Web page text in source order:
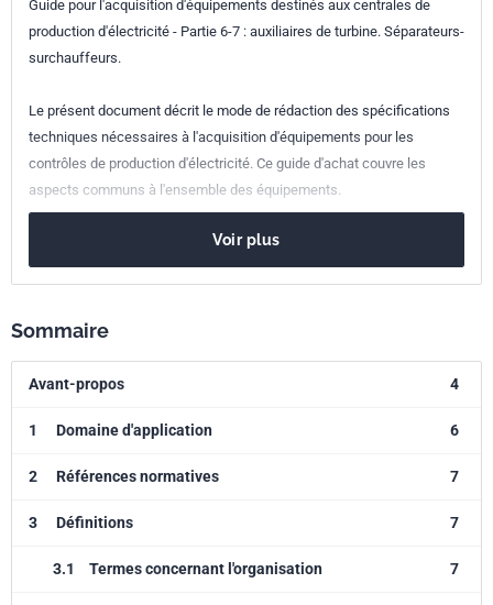
Indice de
classement
Parenté
européenne
Guide pour l'acquisition d'équipements destinés aux centrales de
production d'électricité - Partie 6-7 : auxiliaires de turbine. Séparateurs-
surchauffeurs.
Le présent document décrit le mode de rédaction des spécifications
techniques nécessaires à l'acquisition d'équipements pour les
contrôles de production d'électricité. Ce guide d'achat couvre les
aspects communs à l'ensemble des équipements.
Voir plus
Sommaire
Avant-propos 4
1 Domaine d'application 6
2 Références normatives 7
3 Définitions 7
3.1 Termes concernant l'organisation 7